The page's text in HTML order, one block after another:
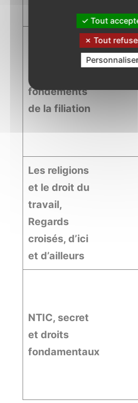
fondements
de la filiation
Les religions
et le droit du
travail,
Regards
croisés, d’ici
et d’ailleurs
NTIC, secret
et droits
fondamentaux
Tout
Tout